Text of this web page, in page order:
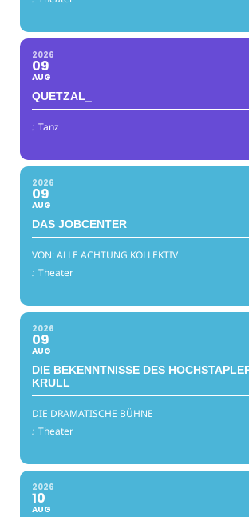
2026
09
AUG
QUETZAL_
: Tanz
2026
09
AUG
DAS JOBCENTER
VON: ALLE ACHTUNG KOLLEKTIV
: Theater
2026
09
AUG
DIE BEKENNTNISSE DES
KRULL
DIE DRAMATISCHE BÜHNE
: Theater
2026
10
AUG